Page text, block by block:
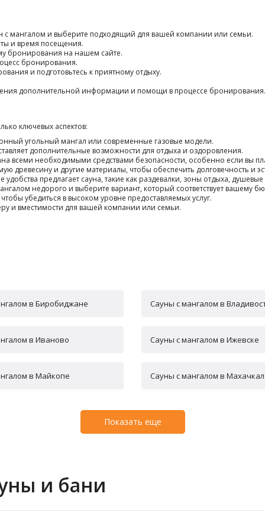
с мангалом и выберите подходящий для вашей компании или семьи.
и время посещения.
бронирования на нашем сайте.
бронирования.
и подготовьтесь к приятному отдыху.
дополнительной информации и помощи в процессе бронирования.
ключевых аспектов:
угольный мангал или современные газовые модели.
дополнительные возможности для отдыха и оздоровления.
всеми необходимыми средствами безопасности, особенно если вы
древесину и другие материалы, чтобы обеспечить долговечность и
предлагает сауна, такие как раздевалки, зоны отдыха,
недорого и выберите вариант, который соответствует вашему
убедиться в высоком уровне предоставляемых услуг.
и вместимости для вашей компании или семьи.
в Биробиджане Сауны с мангалом в
в Иваново Сауны с мангалом в Ижевске
в Майкопе Сауны с мангалом в
Показать еще
и бани